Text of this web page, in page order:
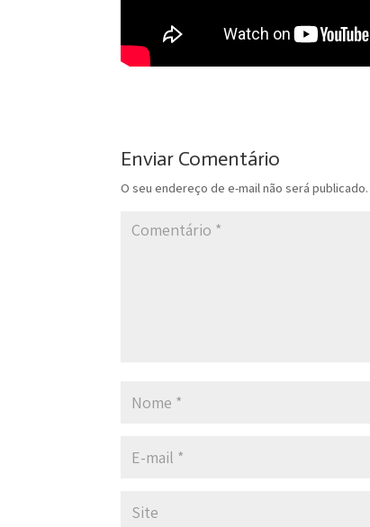
Enviar Comentário
O seu endereço de e-mail não será publicado.